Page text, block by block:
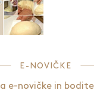
E-NOVIČKE
e-novičke in